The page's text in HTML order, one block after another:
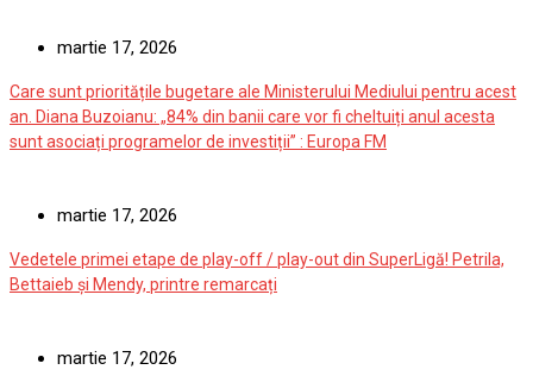
martie 17, 2026
Care sunt prioritățile bugetare ale Ministerului Mediului pentru acest
an. Diana Buzoianu: „84% din banii care vor fi cheltuiți anul acesta
sunt asociați programelor de investiții” : Europa FM
martie 17, 2026
Vedetele primei etape de play-off / play-out din SuperLigă! Petrila,
Bettaieb și Mendy, printre remarcați
martie 17, 2026